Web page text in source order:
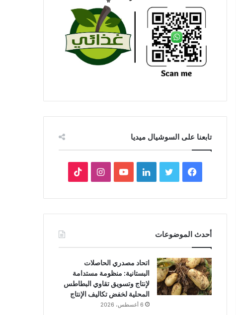
تابعنا على السوشيال ميديا
فيسبوكتويتر لينكدإنيوتيوبانستقرام
أحدث الموضوعات
اتحاد مصدري الحاصلات
البستانية: منظومة مستدامة
لإنتاج وتسويق تقاوي البطاطس
المحلية لخفض تكاليف الإنتاج
6 أغسطس، 2026